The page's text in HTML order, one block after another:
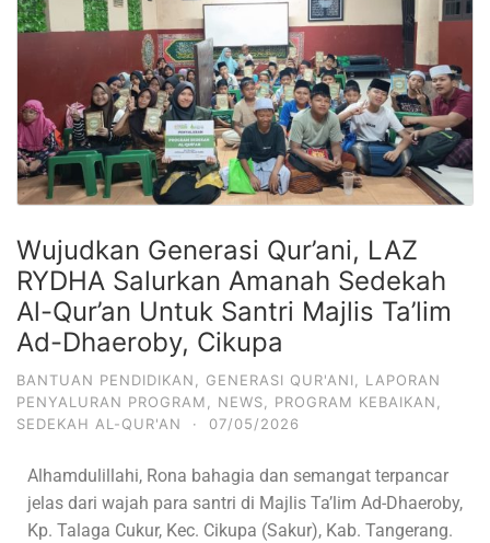
Wujudkan Generasi Qur’ani, LAZ
RYDHA Salurkan Amanah Sedekah
Al-Qur’an Untuk Santri Majlis Ta’lim
Ad-Dhaeroby, Cikupa
BANTUAN PENDIDIKAN GENERASI QUR'ANI
LAPORAN
PENYALURAN PROGRAM
NEWS PROGRAM KEBAIKAN
SEDEKAH AL-QUR'AN
· 07/05/2026
Alhamdulillahi, Rona bahagia dan semangat terpancar
jelas dari wajah para santri di Majlis Ta’lim Ad-Dhaeroby,
Kp. Talaga Cukur, Kec. Cikupa (Sakur), Kab. Tangerang.